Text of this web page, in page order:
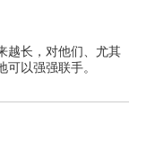
越长，对他们、尤其
以强强联手。